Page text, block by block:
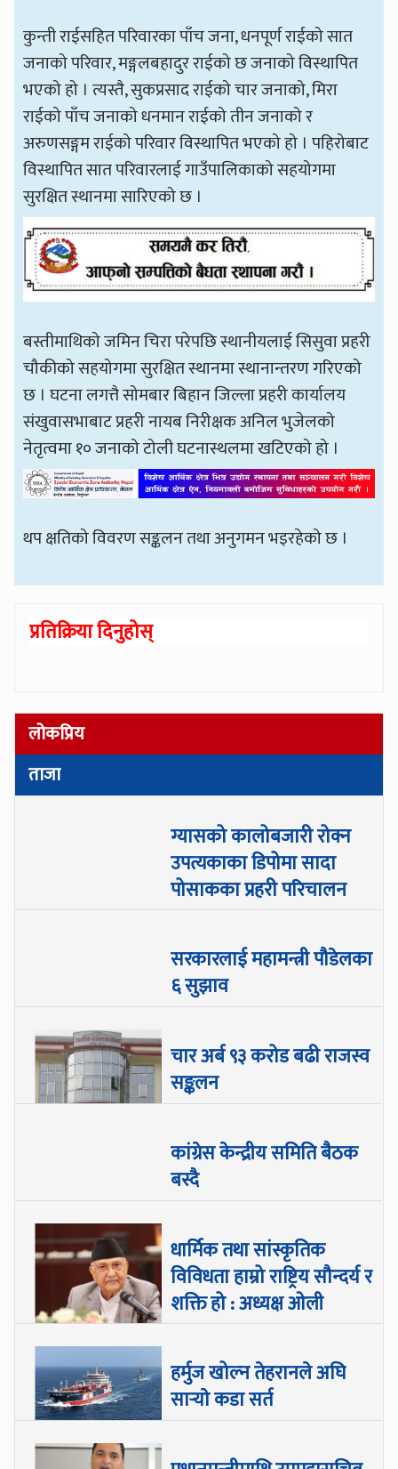
कुन्ती राईसहित परिवारका पाँच जना, धनपूर्ण राईको सात
जनाको परिवार, मङ्गलबहादुर राईको छ जनाको विस्थापित
भएको हो । त्यस्तै, सुकप्रसाद राईको चार जनाको, मिरा
राईको पाँच जनाको धनमान राईको तीन जनाको र
अरुणसङ्गम राईको परिवार विस्थापित भएको हो । पहिरोबाट
विस्थापित सात परिवारलाई गाउँपालिकाको सहयोगमा
सुरक्षित स्थानमा सारिएको छ ।
बस्तीमाथिको जमिन चिरा परेपछि स्थानीयलाई सिसुवा प्रहरी
चौकीको सहयोगमा सुरक्षित स्थानमा स्थानान्तरण गरिएको
छ । घटना लगत्तै सोमबार बिहान जिल्ला प्रहरी कार्यालय
संखुवासभाबाट प्रहरी नायब निरीक्षक अनिल भुजेलको
नेतृत्वमा १० जनाको टोली घटनास्थलमा खटिएको हो ।
थप क्षतिको विवरण सङ्कलन तथा अनुगमन भइरहेको छ ।
प्रतिक्रिया दिनुहोस्
लोकप्रिय
ताजा
ग्यासको कालोबजारी रोक्न
उपत्यकाका डिपोमा सादा
पोसाकका प्रहरी परिचालन
सरकारलाई महामन्त्री पौडेलका
६ सुझाव
चार अर्ब ९३ करोड बढी राजस्व
सङ्कलन
कांग्रेस केन्द्रीय समिति बैठक
बस्दै
धार्मिक तथा सांस्कृतिक
विविधता हाम्रो राष्ट्रिय सौन्दर्य र
शक्ति हो : अध्यक्ष ओली
हर्मुज खोल्न तेहरानले अघि
सार्‍याे कडा सर्त